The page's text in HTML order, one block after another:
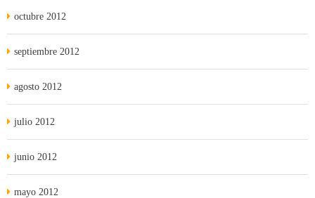
octubre 2012
septiembre 2012
agosto 2012
julio 2012
junio 2012
mayo 2012